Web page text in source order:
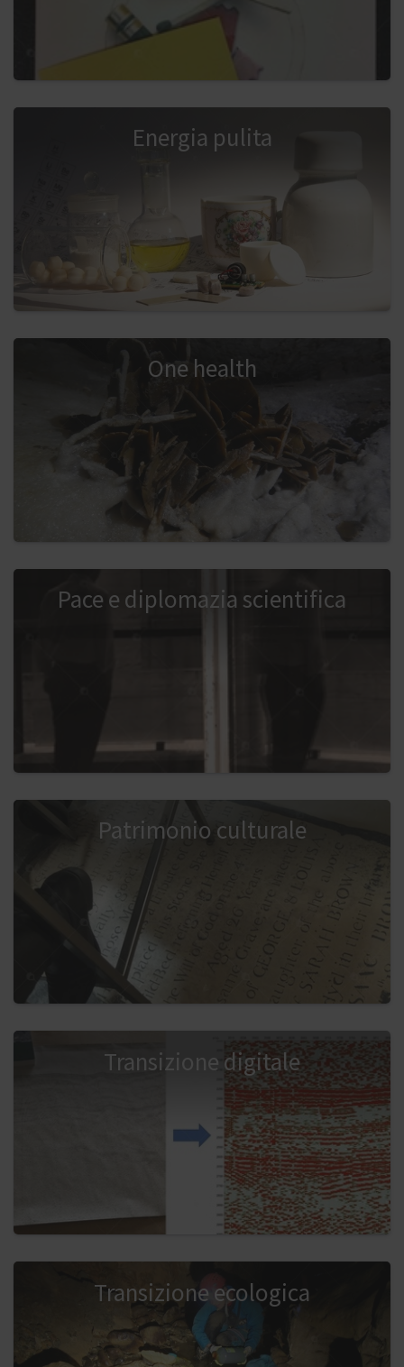
Energia pulita
One health
Pace e diplomazia scientifica
Patrimonio culturale
Transizione digitale
Transizione ecologica